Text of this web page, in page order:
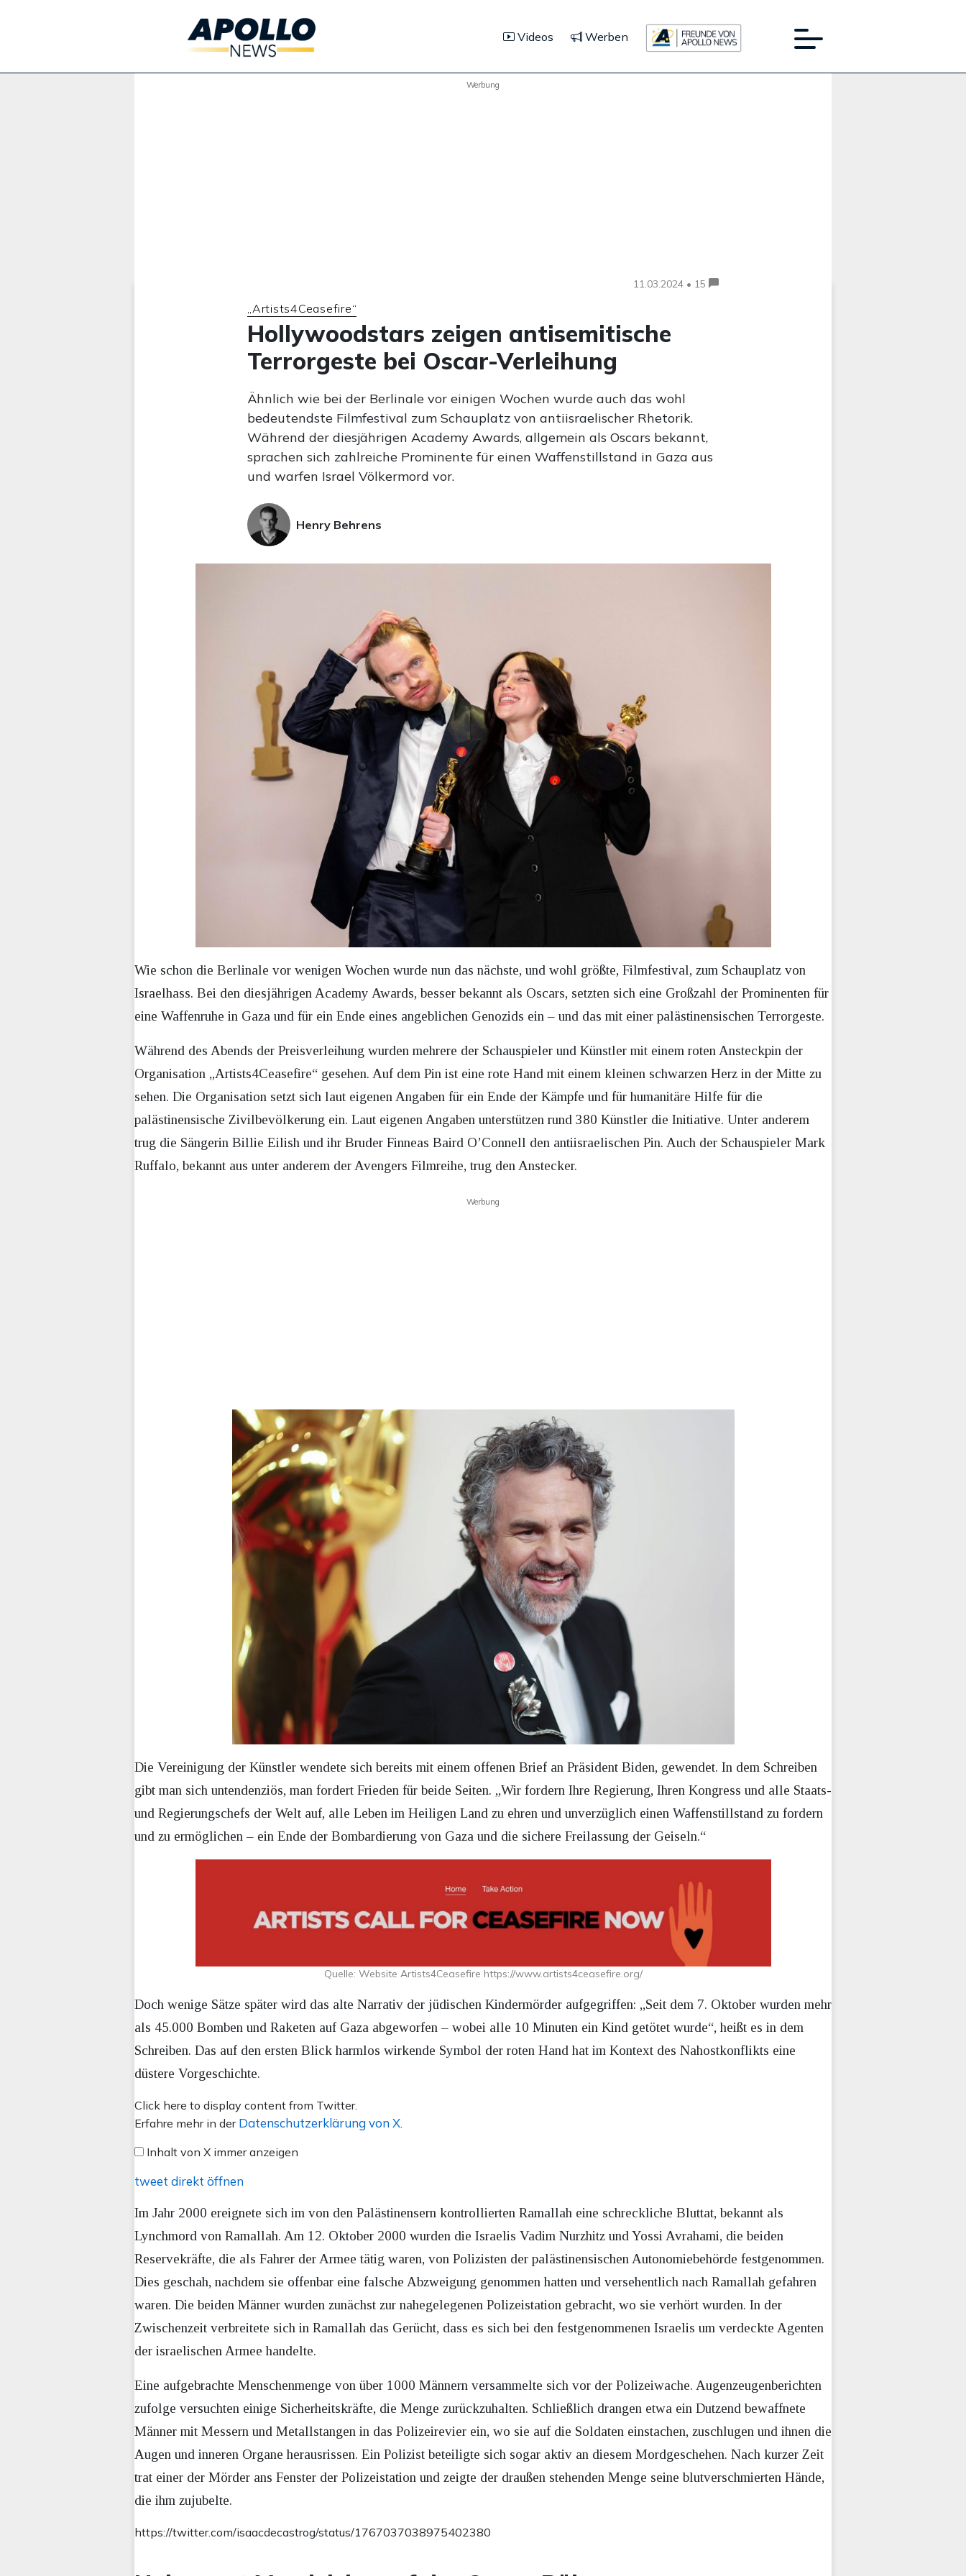
Videos Werben
Werbung
11.03.2024 • 15
„Artists4Ceasefire“
Hollywoodstars zeigen antisemitische
Terrorgeste bei Oscar-Verleihung
Ähnlich wie bei der Berlinale vor einigen Wochen wurde auch das wohl
bedeutendste Filmfestival zum Schauplatz von antiisraelischer Rhetorik.
Während der diesjährigen Academy Awards, allgemein als Oscars bekannt,
sprachen sich zahlreiche Prominente für einen Waffenstillstand in Gaza aus
und warfen Israel Völkermord vor.
Henry Behrens
Wie schon die Berlinale vor wenigen Wochen wurde nun das nächste, und wohl größte, Filmfestival, zum Schauplatz von
Israelhass. Bei den diesjährigen Academy Awards, besser bekannt als Oscars, setzten sich eine Großzahl der Prominenten für
eine Waffenruhe in Gaza und für ein Ende eines angeblichen Genozids ein – und das mit einer palästinensischen Terrorgeste.
Während des Abends der Preisverleihung wurden mehrere der Schauspieler und Künstler mit einem roten Ansteckpin der
Organisation „Artists4Ceasefire“ gesehen. Auf dem Pin ist eine rote Hand mit einem kleinen schwarzen Herz in der Mitte zu
sehen. Die Organisation setzt sich laut eigenen Angaben für ein Ende der Kämpfe und für humanitäre Hilfe für die
palästinensische Zivilbevölkerung ein. Laut eigenen Angaben unterstützen rund 380 Künstler die Initiative. Unter anderem
trug die Sängerin Billie Eilish und ihr Bruder Finneas Baird O’Connell den antiisraelischen Pin. Auch der Schauspieler Mark
Ruffalo, bekannt aus unter anderem der Avengers Filmreihe, trug den Anstecker.
Werbung
Die Vereinigung der Künstler wendete sich bereits mit einem offenen Brief an Präsident Biden, gewendet. In dem Schreiben
gibt man sich untendenziös, man fordert Frieden für beide Seiten. „Wir fordern Ihre Regierung, Ihren Kongress und alle Staats-
und Regierungschefs der Welt auf, alle Leben im Heiligen Land zu ehren und unverzüglich einen Waffenstillstand zu fordern
und zu ermöglichen – ein Ende der Bombardierung von Gaza und die sichere Freilassung der Geiseln.“
Quelle: Website Artists4Ceasefire https://www.artists4ceasefire.org/
Doch wenige Sätze später wird das alte Narrativ der jüdischen Kindermörder aufgegriffen: „Seit dem 7. Oktober wurden mehr
als 45.000 Bomben und Raketen auf Gaza abgeworfen – wobei alle 10 Minuten ein Kind getötet wurde“, heißt es in dem
Schreiben. Das auf den ersten Blick harmlos wirkende Symbol der roten Hand hat im Kontext des Nahostkonflikts eine
düstere Vorgeschichte.
Inhalt
von
anzeigen
Click here to display content from Twitter.
Erfahre mehr in der Datenschutzerklärung von X
Inhalt von X immer anzeigen
tweet direkt öffnen
Im Jahr 2000 ereignete sich im von den Palästinensern kontrollierten Ramallah eine schreckliche Bluttat, bekannt als
Lynchmord von Ramallah. Am 12. Oktober 2000 wurden die Israelis Vadim Nurzhitz und Yossi Avrahami, die beiden
Reservekräfte, die als Fahrer der Armee tätig waren, von Polizisten der palästinensischen Autonomiebehörde festgenommen.
Dies geschah, nachdem sie offenbar eine falsche Abzweigung genommen hatten und versehentlich nach Ramallah gefahren
waren. Die beiden Männer wurden zunächst zur nahegelegenen Polizeistation gebracht, wo sie verhört wurden. In der
Zwischenzeit verbreitete sich in Ramallah das Gerücht, dass es sich bei den festgenommenen Israelis um verdeckte Agenten
der israelischen Armee handelte.
Eine aufgebrachte Menschenmenge von über 1000 Männern versammelte sich vor der Polizeiwache. Augenzeugenberichten
zufolge versuchten einige Sicherheitskräfte, die Menge zurückzuhalten. Schließlich drangen etwa ein Dutzend bewaffnete
Männer mit Messern und Metallstangen in das Polizeirevier ein, wo sie auf die Soldaten einstachen, zuschlugen und ihnen die
Augen und inneren Organe herausrissen. Ein Polizist beteiligte sich sogar aktiv an diesem Mordgeschehen. Nach kurzer Zeit
trat einer der Mörder ans Fenster der Polizeistation und zeigte der draußen stehenden Menge seine blutverschmierten Hände,
die ihm zujubelte.
https://twitter.com/isaacdecastrog/status/1767037038975402380